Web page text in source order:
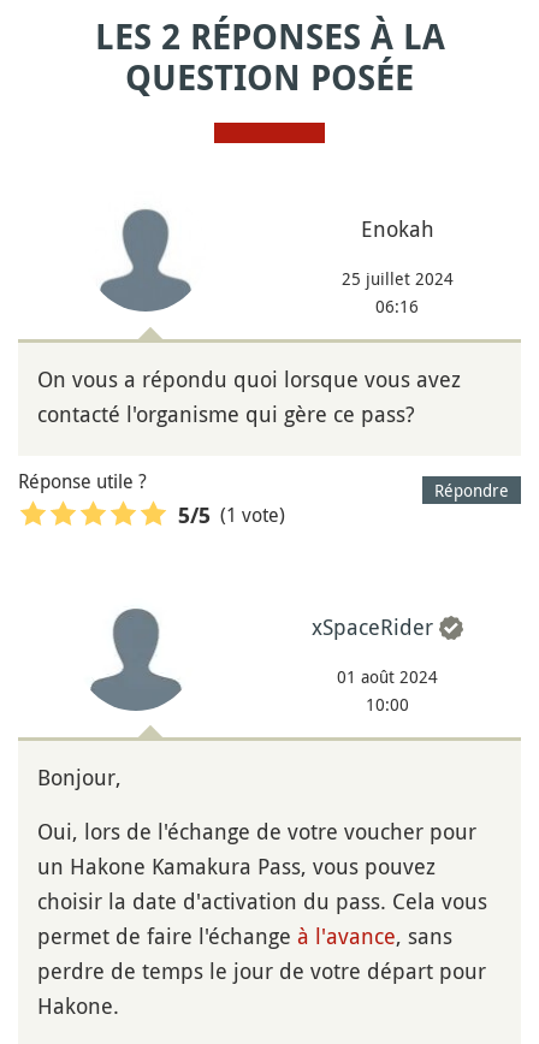
LES 2 RÉPONSES À LA
QUESTION POSÉE
Enokah
25 juillet 2024
06:16
On vous a répondu quoi lorsque vous avez
contacté l'organisme qui gère ce pass?
Répondre
Réponse utile ?
5/5 (1 vote)
xSpaceRider
01 août 2024
10:00
Bonjour,
Oui, lors de l'échange de votre voucher pour
un Hakone Kamakura Pass, vous pouvez
choisir la date d'activation du pass. Cela vous
permet de faire l'échange à l'avance, sans
perdre de temps le jour de votre départ pour
Hakone.